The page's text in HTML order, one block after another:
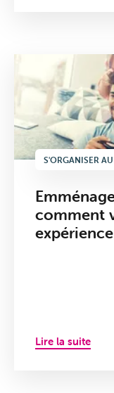
S'ORGANISER
comment
expérience
Lire la suite